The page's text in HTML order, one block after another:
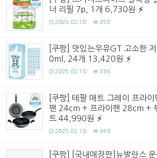
너 리필 7p, 1개 6,730원
2025.02.10 350
[쿠팡] 맛있는우유GT 고소한
0ml, 24개 13,420원
2025.02.10 336
[쿠팡] 테팔 매트 그레이 프라이
팬 24cm + 프라이팬 28cm +
트 44,990원
2025.02.10 349
[쿠팡] [국내매장판]뉴발란스